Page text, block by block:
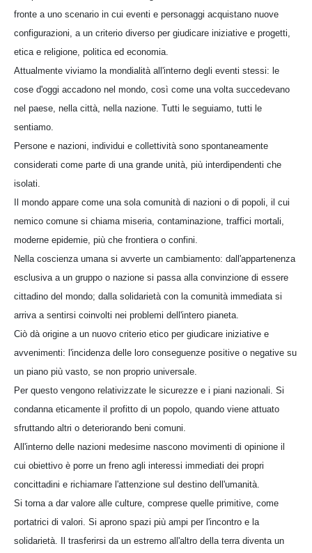
fronte a uno scenario in cui eventi e personaggi acquistano nuove
configurazioni, a un criterio diverso per giudicare iniziative e progetti,
etica e religione, politica ed economia.
Attualmente viviamo la mondialità all'interno degli eventi stessi: le
cose d'oggi accadono nel mondo, così come una volta succedevano
nel paese, nella città, nella nazione. Tutti le seguiamo, tutti le
sentiamo.
Persone e nazioni, individui e collettività sono spontaneamente
considerati come parte di una grande unità, più interdipendenti che
isolati.
Il mondo appare come una sola comunità di nazioni o di popoli, il cui
nemico comune si chiama miseria, contaminazione, traffici mortali,
moderne epidemie, più che frontiera o confini.
Nella coscienza umana si avverte un cambiamento: dall'appartenenza
esclusiva a un gruppo o nazione si passa alla convinzione di essere
cittadino del mondo; dalla solidarietà con la comunità immediata si
arriva a sentirsi coinvolti nei problemi dell'intero pianeta.
Ciò dà origine a un nuovo criterio etico per giudicare iniziative e
avvenimenti: l'incidenza delle loro conseguenze positive o negative su
un piano più vasto, se non proprio universale.
Per questo vengono relativizzate le sicurezze e i piani nazionali. Si
condanna eticamente il profitto di un popolo, quando viene attuato
sfruttando altri o deteriorando beni comuni.
All'interno delle nazioni medesime nascono movimenti di opinione il
cui obiettivo è porre un freno agli interessi immediati dei propri
concittadini e richiamare l'attenzione sul destino dell'umanità.
Si torna a dar valore alle culture, comprese quelle primitive, come
portatrici di valori. Si aprono spazi più ampi per l'incontro e la
solidarietà. Il trasferirsi da un estremo all'altro della terra diventa un